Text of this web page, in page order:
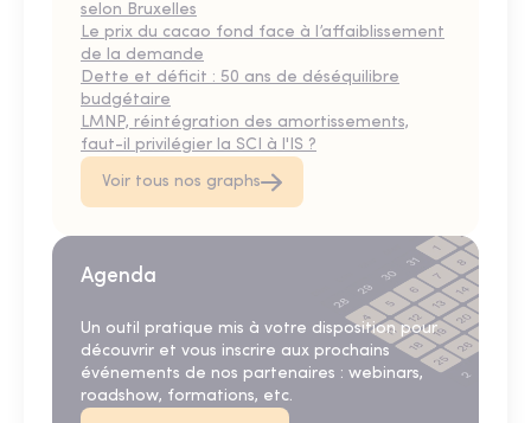
selon Bruxelles
Le prix du cacao fond face à l’affaiblissement
de la demande
Dette et déficit : 50 ans de déséquilibre
budgétaire
LMNP, réintégration des amortissements,
faut-il privilégier la SCI à l'IS ?
Voir tous nos graphs
Agenda
Un outil pratique mis à votre disposition pour
découvrir et vous inscrire aux prochains
événements de nos partenaires : webinars,
roadshow, formations, etc.